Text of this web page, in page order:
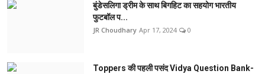
बुंडेसलिगा ड्रीम के साथ बिगहिट का सहयोग भारतीय
फुटबॉल प...
JR Choudhary Apr 17, 2024 0
Toppers की पहली पसंद Vidya Question Bank-